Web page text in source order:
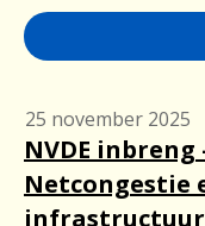
25 november 2025
NVDE
Netcongestie
infrastructuur